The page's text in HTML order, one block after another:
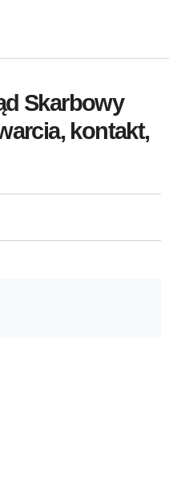
Skarbowy
kontakt,